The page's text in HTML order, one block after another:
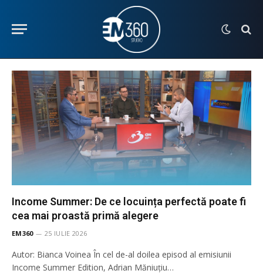
Income Summer: De ce locuința perfectă poate fi
cea mai proastă primă alegere
EM360 25 IULIE 2026
Autor: Bianca Voinea În cel de-al doilea episod al emisiunii
Income Summer Edition, Adrian Măniuțiu…